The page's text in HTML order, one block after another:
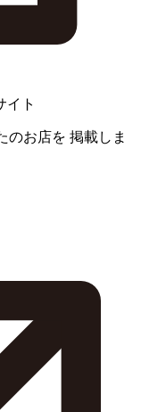
イト
のお店を 掲載しま